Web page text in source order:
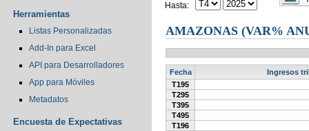
Herramientas
Listas Personalizadas
Add-In para Excel
API para Desarrolladores
App para Móviles
Metadatos
Encuesta de Expectativas
Hasta:
AMAZONAS (VAR%
Fecha
Ingresos
T195
T295
T395
T495
T196